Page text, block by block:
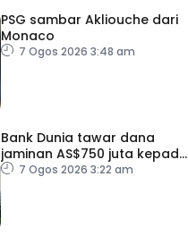
PSG sambar Akliouche dari
Monaco
7 Ogos 2026 3:48 am
Bank Dunia tawar dana
jaminan AS$750 juta kepada
Indonesia bantu
7 Ogos 2026 3:22 am